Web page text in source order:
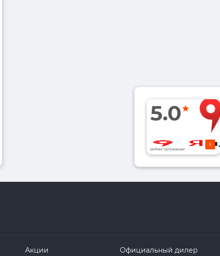
5.0
рейтинг организации
Акции
Официальный дилер